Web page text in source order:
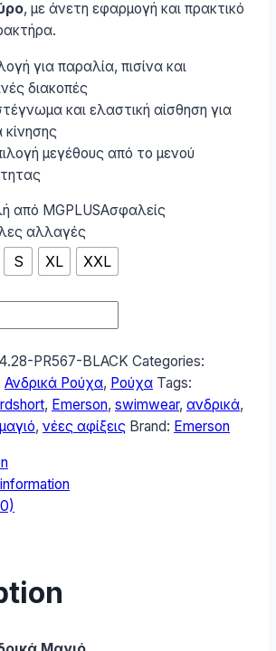
, με άνετη εφαρμογή και πρακτικό
για παραλία, πισίνα και
διακοπές
και ελαστική αίσθηση για
κίνησης
μεγέθους από το μενού
από MGPLUSΑσφαλείς
αλλαγές
S XL XXL
PR567-BLACK Categories:
Ανδρικά Ρούχα, Ρούχα Tags:
, Emerson, swimwear, ανδρικά,
μαγιό, νέες αφίξεις Brand: Emerson